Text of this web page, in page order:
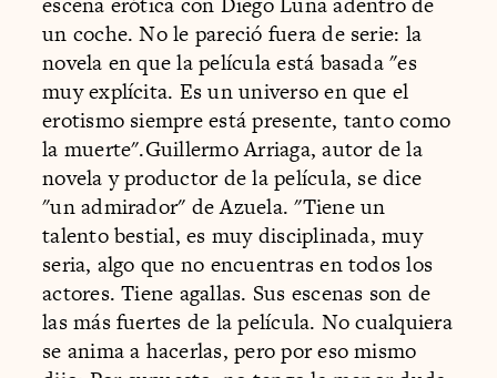
un coche. No le pareció fuera de serie: la
novela en que la película está basada "es
muy explícita. Es un universo en que el
erotismo siempre está presente, tanto como
la muerte".Guillermo Arriaga, autor de la
novela y productor de la película, se dice
"un admirador" de Azuela. "Tiene un
talento bestial, es muy disciplinada, muy
seria, algo que no encuentras en todos los
actores. Tiene agallas. Sus escenas son de
las más fuertes de la película. No cualquiera
se anima a hacerlas, pero por eso mismo